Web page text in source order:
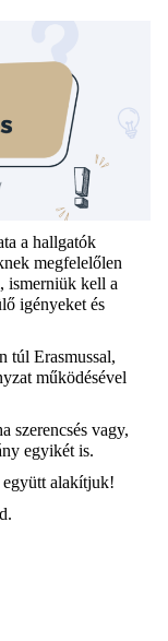
a hallgatók
megfelelőlen
ismerniük kell a
igényeket és
túl Erasmussal,
működésével
szerencsés vagy,
egyikét is.
együtt alakítjuk!